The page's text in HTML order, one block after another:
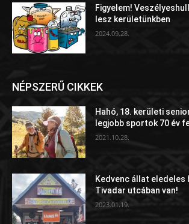
Figyelem!
lesz kerületünkben
2024.09.28.
NÉPSZERŰ CIKKEK
Hahó, 18. kerületi
legjobb sportok 70 év
2021.10.28.
Kedvenc állat eledeles
Tivadar utcában van!
2023.01.19.